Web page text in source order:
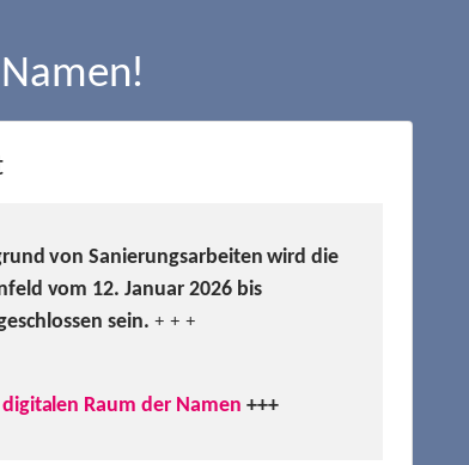
von Sanierungsarbeiten wird die
vom 12. Januar 2026 bis
sein. + + +
digitalen Raum der Namen +++